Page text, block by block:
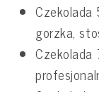
Czekolada
gorzka,
Czekolada